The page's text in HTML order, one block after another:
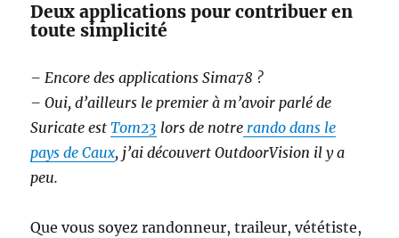
Deux applications pour contribuer en
toute simplicité
– Encore des applications Sima78 ?
– Oui, d’ailleurs le premier à m’avoir parlé de
Suricate estTom23 lors de notre rando dans le
pays de Caux, j’ai découvert OutdoorVision il y a
peu.
Que vous soyez randonneur, traileur, vététiste,